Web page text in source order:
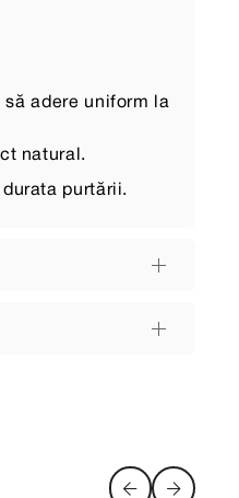
adere uniform la
natural.
purtării.